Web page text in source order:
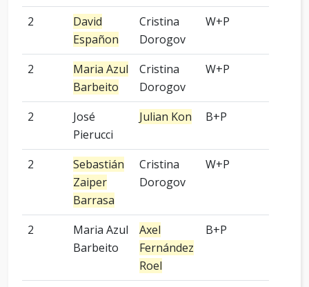
2
David
Españon
Cristina
Dorogov
W+P
2
Maria Azul
Barbeito
Cristina
Dorogov
W+P
2
José
Pierucci
Julian Kon B+P
2
Sebastián
Zaiper
Barrasa
Cristina
Dorogov
W+P
2
Maria Azul
Barbeito
Axel
Fernández
Roel
B+P